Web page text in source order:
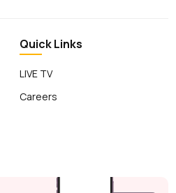
Quick Links
LIVE TV
Careers